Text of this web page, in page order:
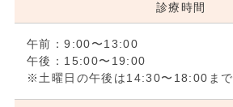
診療時間
午前：9:00〜13:00
午後：15:00〜19:00
※土曜日の午後は14:30〜18:00まで